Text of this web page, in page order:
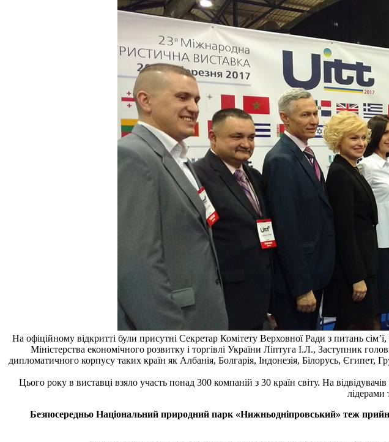
На офіційному відкритті були присутні Секретар Комітету Верховної Ради з питань
Міністерства економічного розвитку і торгівлі України Ліптуга І.Л., Заступник
дипломатичного корпусу таких країн як Албанія, Болгарія, Індонезія, Білорусь,
Цього року в виставці взяло участь понад 300 компаній з 30 країн світу. На
лідерами
Безпосередньо Національний природний парк «Нижньодніпровський» теж